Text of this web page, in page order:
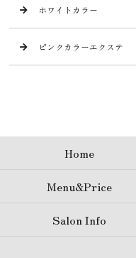
ホワイトカラー
ピンクカラーエクステ
Home
Menu&Price
Salon Info